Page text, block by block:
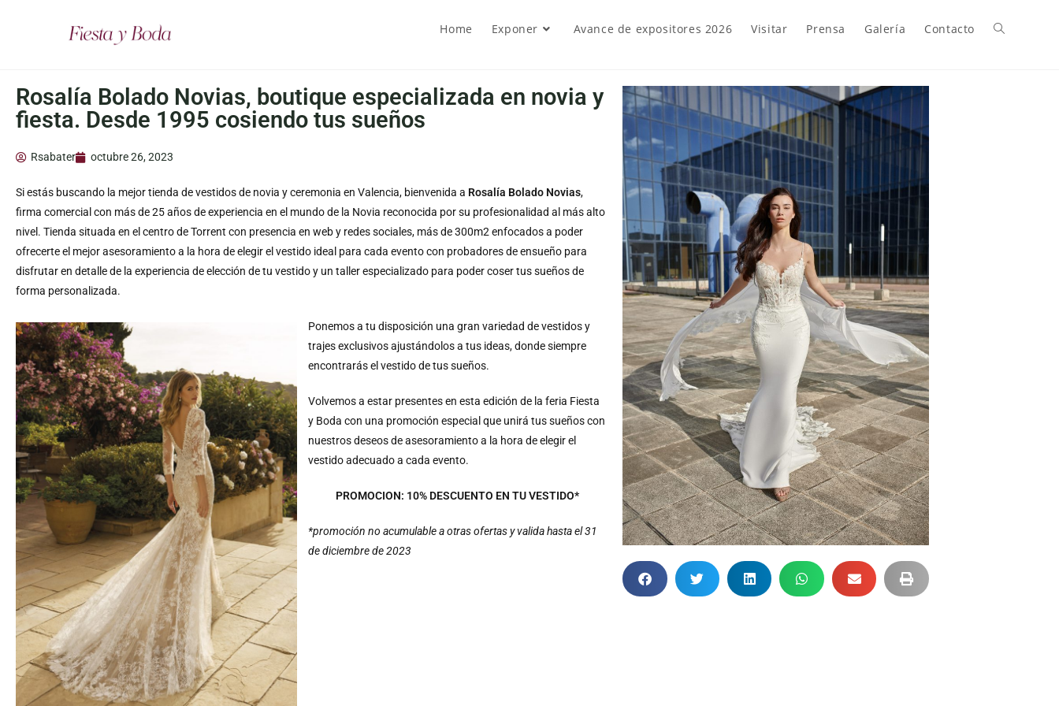
Home Exponer Avance de expositores 2026 Visitar Prensa Galería Contacto
Rosalía Bolado Novias, boutique especializada en novia y
fiesta. Desde 1995 cosiendo tus sueños
Rsabater octubre 26, 2023
Si estás buscando la mejor tienda de vestidos de novia y ceremonia en Valencia, bienvenida a Rosalía Bolado Novias,
firma comercial con más de 25 años de experiencia en el mundo de la Novia reconocida por su profesionalidad al más alto
nivel. Tienda situada en el centro de Torrent con presencia en web y redes sociales, más de 300m2 enfocados a poder
ofrecerte el mejor asesoramiento a la hora de elegir el vestido ideal para cada evento con probadores de ensueño para
disfrutar en detalle de la experiencia de elección de tu vestido y un taller especializado para poder coser tus sueños de
forma personalizada.
Ponemos a tu disposición una gran variedad de vestidos y
trajes exclusivos ajustándolos a tus ideas, donde siempre
encontrarás el vestido de tus sueños.
Volvemos a estar presentes en esta edición de la feria Fiesta
y Boda con una promoción especial que unirá tus sueños con
nuestros deseos de asesoramiento a la hora de elegir el
vestido adecuado a cada evento.
PROMOCION: 10% DESCUENTO EN TU VESTIDO*
*promoción no acumulable a otras ofertas y valida hasta el 31
de diciembre de 2023